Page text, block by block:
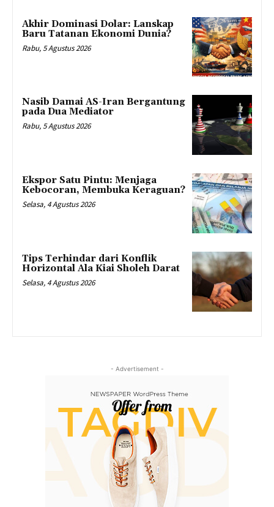
Akhir Dominasi Dolar: Lanskap
Baru Tatanan Ekonomi Dunia?
Rabu, 5 Agustus 2026
Nasib Damai AS-Iran Bergantung
pada Dua Mediator
Rabu, 5 Agustus 2026
Ekspor Satu Pintu: Menjaga
Kebocoran, Membuka Keraguan?
Selasa, 4 Agustus 2026
Tips Terhindar dari Konflik
Horizontal Ala Kiai Sholeh Darat
Selasa, 4 Agustus 2026
- Advertisement -